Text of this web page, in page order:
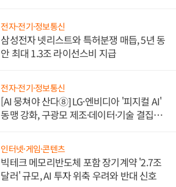
전자·전기·정보통신
삼성전자 넷리스트와 특허분쟁 매듭, 5년 동
안 최대 1.3조 라이선스비 지급
전자·전기·정보통신
[AI 뭉쳐야 산다⑧] LG·엔비디아 '피지컬 AI'
동맹 강화, 구광모 제조·데이터·기술 결집
인터넷·게임·콘텐츠
빅테크 메모리반도체 포함 장기계약 '2.7조
달러' 규모, AI 투자 위축 우려와 반대 신호